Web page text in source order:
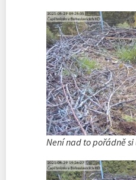
Není nad to pořádně